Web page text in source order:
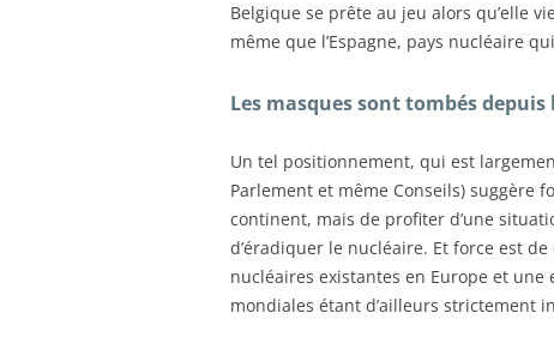
Belgique se prête au jeu alors qu’elle
même que l’Espagne, pays nucléaire
Les masques sont tombés
Un tel positionnement, qui est
Parlement et même Conseils) suggère
continent, mais de profiter d’une
d’éradiquer le nucléaire. Et force est
nucléaires existantes en Europe et
mondiales étant d’ailleurs strictement